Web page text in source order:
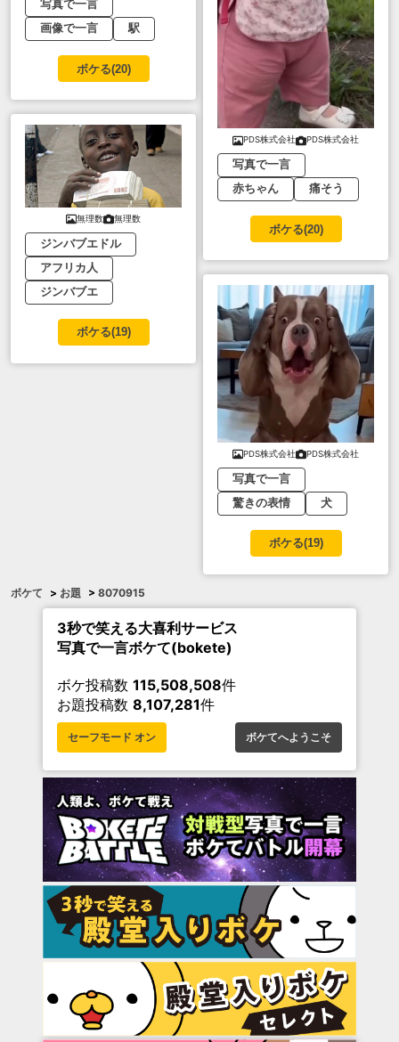
写真で一言
画像で一言
駅
ボケる(20)
無理数 無理数
ジンバブエドル
アフリカ人
ジンバブエ
ボケる(19)
PDS株式会社 PDS株式会社
写真で一言
赤ちゃん
痛そう
ボケる(20)
PDS株式会社 PDS株式会社
写真で一言
驚きの表情
犬
ボケる(19)
ボケて > お題 > 8070915
3秒で笑える大喜利サービス
写真で一言ボケて(bokete)
ボケ投稿数 115,508,508件
お題投稿数 8,107,281件
セーフモード オン ボケてへようこそ